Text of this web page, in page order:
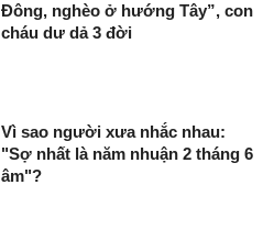
Đông, nghèo ở hướng Tây”, con
cháu dư dả 3 đời
Vì sao người xưa nhắc nhau:
"Sợ nhất là năm nhuận 2 tháng 6
âm"?